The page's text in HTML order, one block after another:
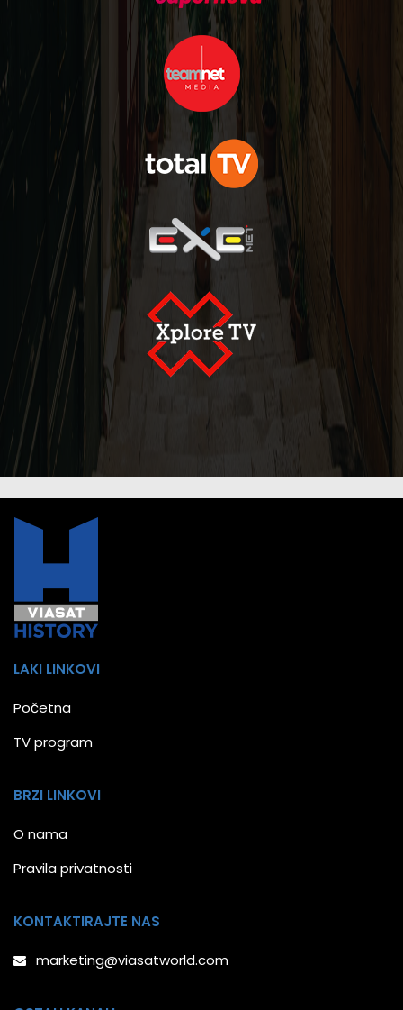
LAKI LINKOVI
Početna
TV program
BRZI LINKOVI
O nama
Pravila privatnosti
KONTAKTIRAJTE NAS
marketing@viasatworld.com